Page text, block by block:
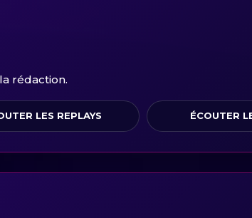
rédaction.
LES REPLAYS ÉCOUTER